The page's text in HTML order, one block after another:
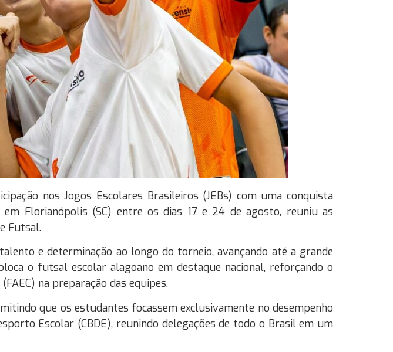
nos Jogos Escolares Brasileiros (JEBs) com uma conquista
Florianópolis (SC) entre os dias 17 e 24 de agosto, reuniu as
Futsal.
e determinação ao longo do torneio, avançando até a grande
o futsal escolar alagoano em destaque nacional, reforçando o
na preparação das equipes.
que os estudantes focassem exclusivamente no desempenho
Escolar (CBDE), reunindo delegações de todo o Brasil em um